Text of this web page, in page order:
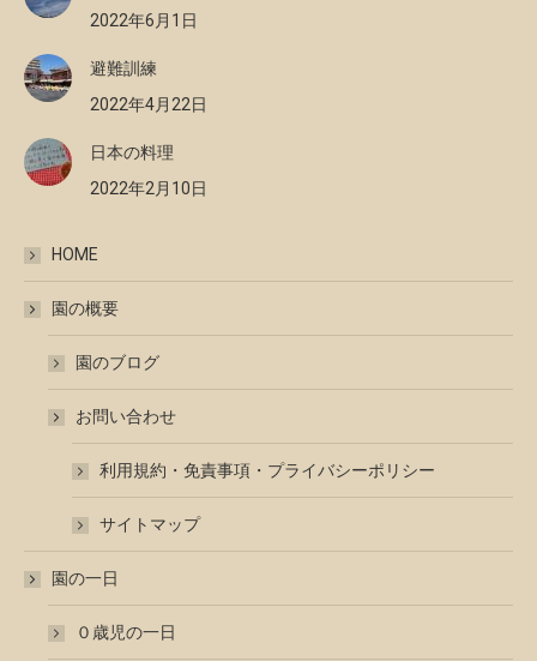
2022年6月1日
避難訓練
2022年4月22日
日本の料理
2022年2月10日
HOME
園の概要
園のブログ
お問い合わせ
利用規約・免責事項・プライバシーポリシー
サイトマップ
園の一日
０歳児の一日